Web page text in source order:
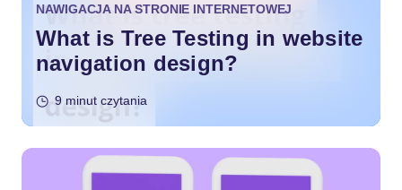
NAWIGACJA NA STRONIE INTERNETOWEJ
What is Tree Testing in website
navigation design?
9 minut czytania